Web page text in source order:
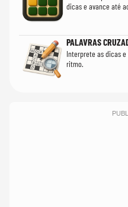
dicas e avance até
PALAVRAS
Interprete as dicas
ritmo.